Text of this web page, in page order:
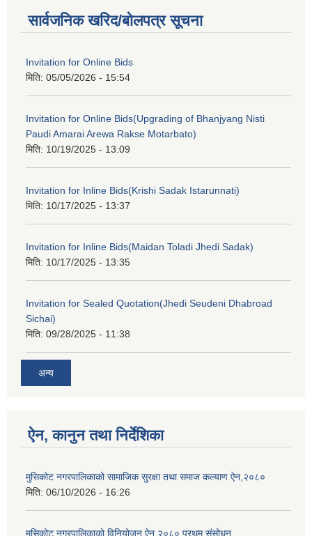
सार्वजनिक खरिद/बोलपत्र सूचना
Invitation for Online Bids
मिति: 05/05/2026 - 15:54
Invitation for Online Bids(Upgrading of Bhanjyang Nisti
Paudi Amarai Arewa Rakse Motarbato)
मिति: 10/19/2025 - 13:09
Invitation for Inline Bids(Krishi Sadak Istarunnati)
मिति: 10/17/2025 - 13:37
Invitation for Inline Bids(Maidan Toladi Jhedi Sadak)
मिति: 10/17/2025 - 13:35
Invitation for Sealed Quotation(Jhedi Seudeni Dhabroad
Sichai)
मिति: 09/28/2025 - 11:38
अन्य
ऐन, कानुन तथा निर्देशिका
मुसिकोट नगरपालिकाको सामाजिक सुरक्षा तथा समाज कल्याण ऐन,२०८०
मिति: 06/10/2026 - 16:26
मुसिकोट नगरपालिकाको विनियोजन ऐन २०८० प्रथम संसोधन